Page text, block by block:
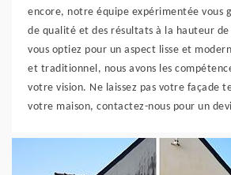
encore, notre équipe expérimentée vous
de qualité et des résultats à la hauteur
vous optiez pour un aspect lisse et
et traditionnel, nous avons les
votre vision. Ne laissez pas votre façade
votre maison, contactez-nous pour un